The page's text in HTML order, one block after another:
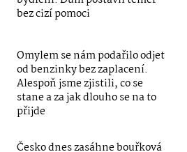
bez cizí pomoci
Omylem se nám podařilo odjet
od benzinky bez zaplacení.
Alespoň jsme zjistili, co se
stane a za jak dlouho se na to
přijde
Česko dnes zasáhne bouřková